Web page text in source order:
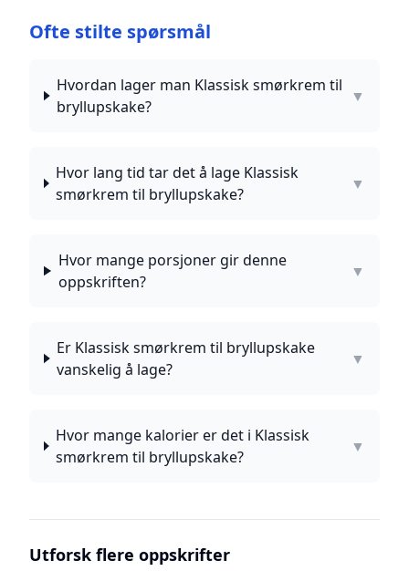
Ofte stilte spørsmål
Hvordan lager man Klassisk smørkrem til
bryllupskake?
▼
Hvor lang tid tar det å lage Klassisk
smørkrem til bryllupskake?
▼
Hvor mange porsjoner gir denne
oppskriften?
▼
Er Klassisk smørkrem til bryllupskake
vanskelig å lage?
▼
Hvor mange kalorier er det i Klassisk
smørkrem til bryllupskake?
▼
Utforsk flere oppskrifter